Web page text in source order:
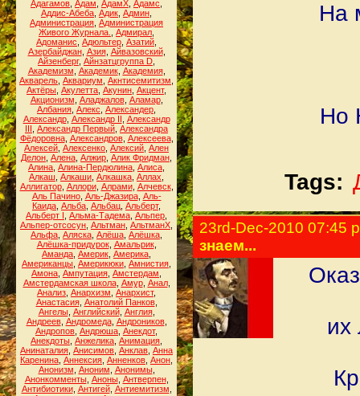
Адагамов Адам АдамХ Адамс
Аддис-Абеба Адик Админ
Администрация Администрация
Живого Журнала.
Адмирал
Адоманис Адюльтер Азатий
Азербайджан, Азия, Айвазовский,
Айзенберг, Айнзатцгруппа D
Академизм Академик, Академия,
Акварель Аквариум Акнтисемитизм
Актёры Акулетта Акунин Акцент,
Акционизм Аладжалов, Аламар,
Албания Алекс Александер
Александр, Александр II Александр
III Александр Первый Александра
Фёдоровна, Александров, Алексеева,
Алексей Алексенко Алексий Ален
Делон Алена Алжир Алик Фридман
Алина Алина-Пердюлина Алиса
Алкаш Алкаши Алкашка Аллах
Аллигатор, Аллори, Алрами, Алчевск,
Аль Пачино, Аль-Джазира, Аль-
Каида Альба Альбац Альберт,
Альберт I Альма-Тадема Альпер
Альпер-отсосун Альтман АльтманХ
Альфа Аляска Алёша Алёшка
Алёшка-придурок, Амальрик,
Аманда Америк Америка
Американцы Америкюки Амнистия
Амона Ампутация Амстердам
Амстердамская школа, Амур, Анал,
Анализ Анархизм Анархист,
Анастасия, Анатолий Панков,
Ангелы, Английский, Англия,
Андреев, Андромеда, Андроников,
Андропов Андрюша Анекдот,
Анекдоты Анжелика Анимация
Анинаталия Анисимов Анклав Анна
Каренина Аннексия Анненков Анон
Анонизм Аноним Анонимы,
Анонкомменты, Аноны, Антверпен,
Антибиотики, Антигей, Антиемитизм
На
Но
Tags:
23rd-Dec-2010 07:45
знаем...
их